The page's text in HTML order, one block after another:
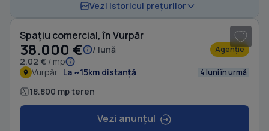
Vezi istoricul prețurilor
Spațiu comercial, în Vurpăr
38.000 €
/ lună
2.02 € / mp
Agenție
Vurpăr La ~15km distanță 4 luni în urmă
18.800 mp teren
Vezi anunțul